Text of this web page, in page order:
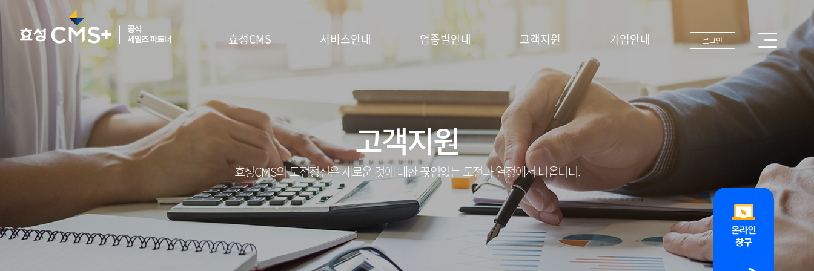
효성CMS 서비스안내 업종별안내 고객지원 가입안내 로그인
고객지원
효성CMS의 도전정신은 새로운 것에 대한 끊임없는 도전과 열정에서 나옵니다.